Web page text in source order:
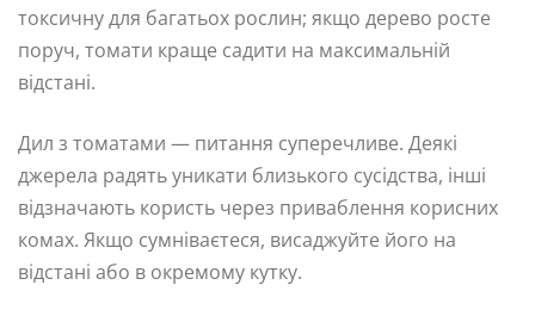
токсичну для багатьох рослин; якщо дерево росте
поруч, томати краще садити на максимальній
відстані.
Дил з томатами — питання суперечливе. Деякі
джерела радять уникати близького сусідства, інші
відзначають користь через приваблення корисних
комах. Якщо сумніваєтеся, висаджуйте його на
відстані або в окремому кутку.